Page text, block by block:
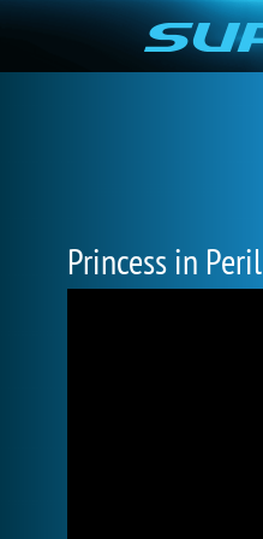
Princess in Peril